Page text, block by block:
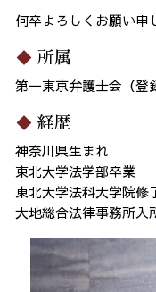
何卒よろしくお願い申
所属
第一東京弁護士会（登
経歴
神奈川県生まれ
東北大学法学部卒業
東北大学法科大学院修
大地総合法律事務所入